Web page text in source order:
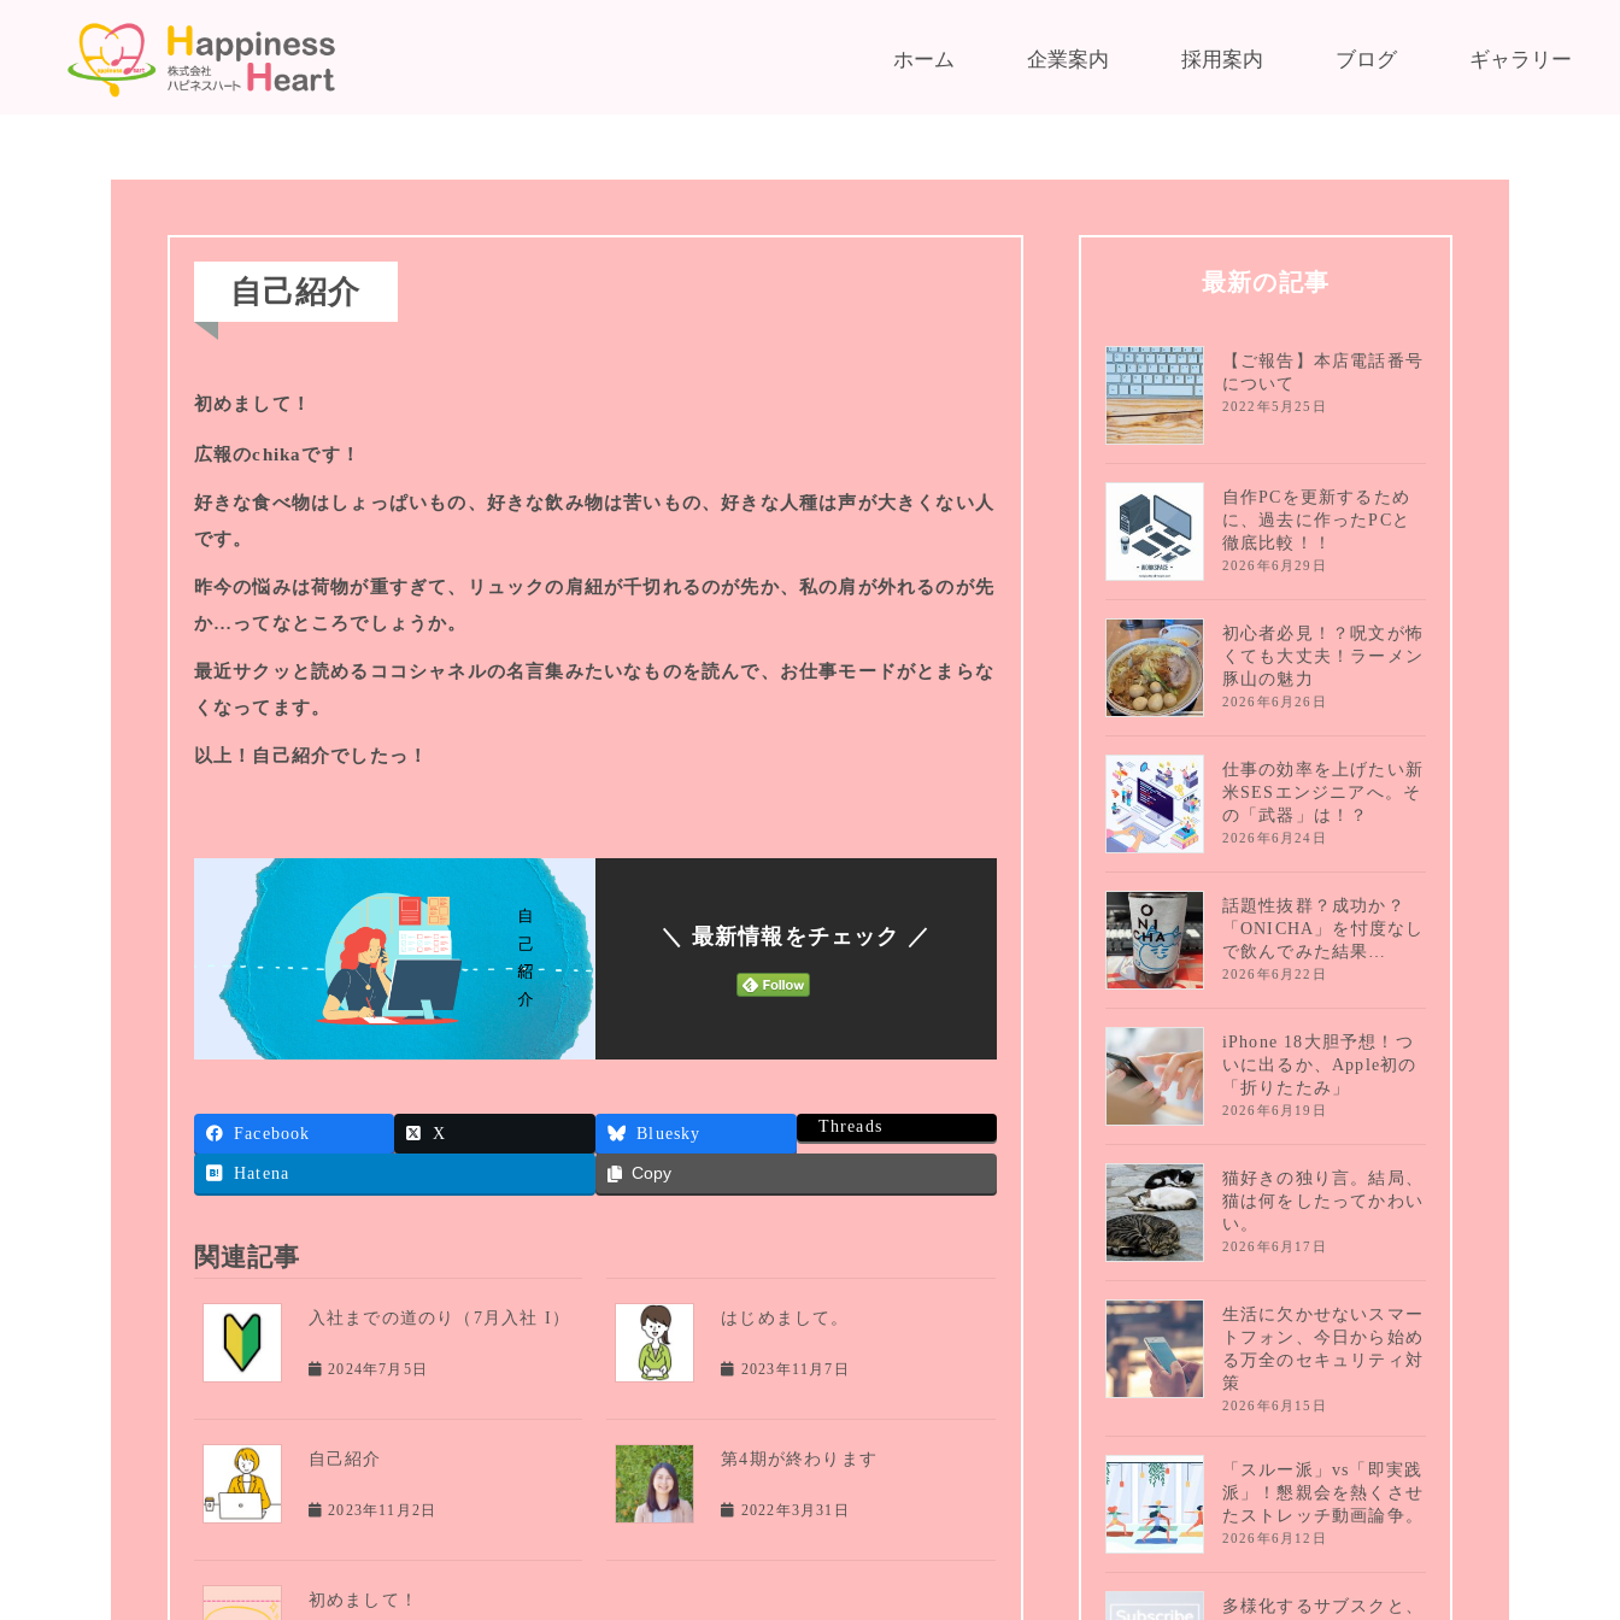
ホーム 企業案内 採用案内 ブログ ギャラリー
自己紹介
初めまして！
広報のchikaです！
好きな食べ物はしょっぱいもの、好きな飲み物は苦いもの、好きな人種は声が大きくない人
です。
昨今の悩みは荷物が重すぎて、リュックの肩紐が千切れるのが先か、私の肩が外れるのが先
か…ってなところでしょうか。
最近サクッと読めるココシャネルの名言集みたいなものを読んで、お仕事モードがとまらな
くなってます。
以上！自己紹介でしたっ！
＼ 最新情報をチェック ／
Facebook X Bluesky Threads
Hatena Copy
関連記事
入社までの道のり（7月入社 I）
2024年7月5日
はじめまして。
2023年11月7日
自己紹介
2023年11月2日
第4期が終わります
2022年3月31日
初めまして！
最新の記事
【ご報告】本店電話番号
について
2022年5月25日
自作PCを更新するため
に、過去に作ったPCと
徹底比較！！
2026年6月29日
初心者必見！？呪文が怖
くても大丈夫！ラーメン
豚山の魅力
2026年6月26日
仕事の効率を上げたい新
米SESエンジニアへ。そ
の「武器」は！？
2026年6月24日
話題性抜群？成功か？
「ONICHA」を忖度なし
で飲んでみた結果…
2026年6月22日
iPhone 18大胆予想！つ
いに出るか、Apple初の
「折りたたみ」
2026年6月19日
猫好きの独り言。結局、
猫は何をしたってかわい
い。
2026年6月17日
生活に欠かせないスマー
トフォン、今日から始め
る万全のセキュリティ対
策
2026年6月15日
「スルー派」vs「即実践
派」！懇親会を熱くさせ
たストレッチ動画論争。
2026年6月12日
多様化するサブスクと、